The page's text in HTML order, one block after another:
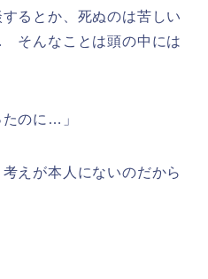
るとか、死ぬのは苦しい
そんなことは頭の中には
たのに…」
えが本人にないのだから